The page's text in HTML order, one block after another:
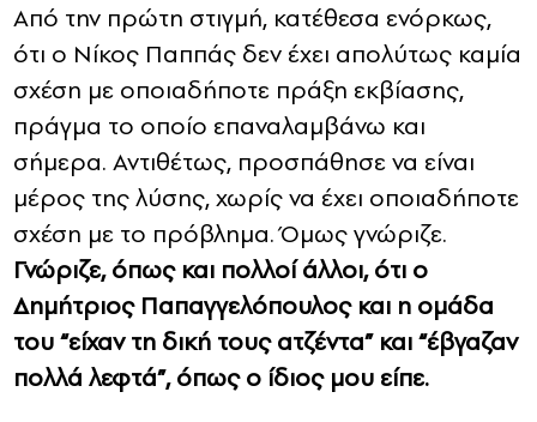
Από την πρώτη στιγμή, κατέθεσα ενόρκως,
ότι ο Νίκος Παππάς δεν έχει απολύτως καμία
σχέση με οποιαδήποτε πράξη εκβίασης,
πράγμα το οποίο επαναλαμβάνω και
σήμερα. Αντιθέτως, προσπάθησε να είναι
μέρος της λύσης, χωρίς να έχει οποιαδήποτε
σχέση με το πρόβλημα. Όμως γνώριζε.
Γνώριζε, όπως και πολλοί άλλοι, ότι ο
Δημήτριος Παπαγγελόπουλος και η ομάδα
του “είχαν τη δική τους ατζέντα” και “έβγαζαν
πολλά λεφτά”, όπως ο ίδιος μου είπε.